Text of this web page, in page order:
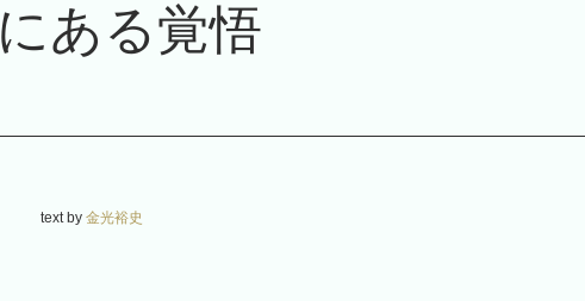
にある覚悟
text by 金光裕史